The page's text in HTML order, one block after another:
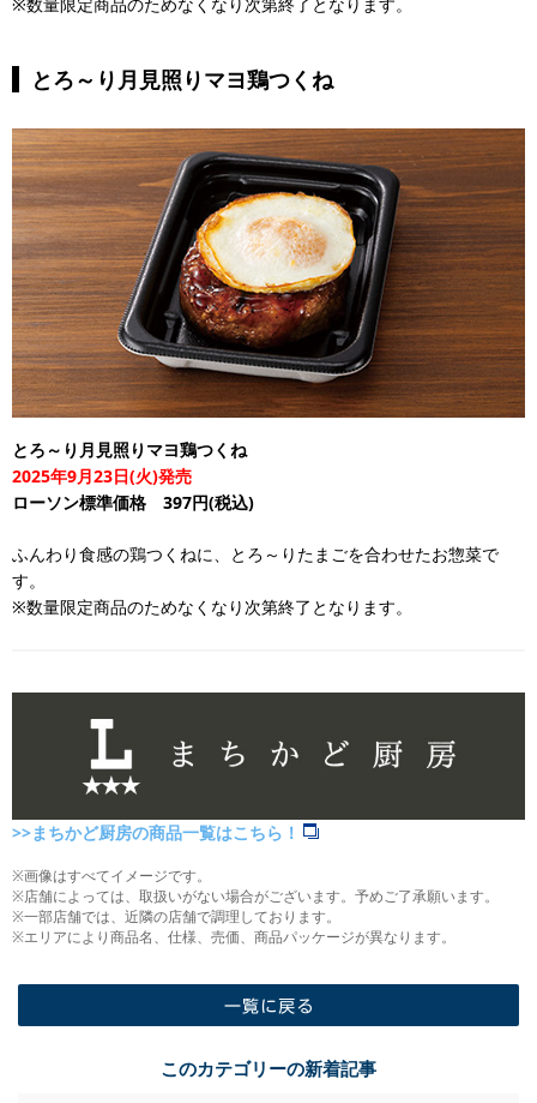
※数量限定商品のためなくなり次第終了となります。
とろ～り月見照りマヨ鶏つくね
とろ～り月見照りマヨ鶏つくね
2025年9月23日(火)発売
ローソン標準価格 397円(税込)
ふんわり食感の鶏つくねに、とろ～りたまごを合わせたお惣菜で
す。
※数量限定商品のためなくなり次第終了となります。
>>まちかど厨房の商品一覧はこちら！
※画像はすべてイメージです。
※店舗によっては、取扱いがない場合がございます。予めご了承願います。
※一部店舗では、近隣の店舗で調理しております。
※エリアにより商品名、仕様、売価、商品パッケージが異なります。
このカテゴリーの新着記事